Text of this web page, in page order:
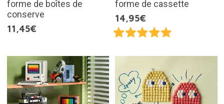
forme de boîtes de
conserve
11,45€
forme de cassette
14,95€